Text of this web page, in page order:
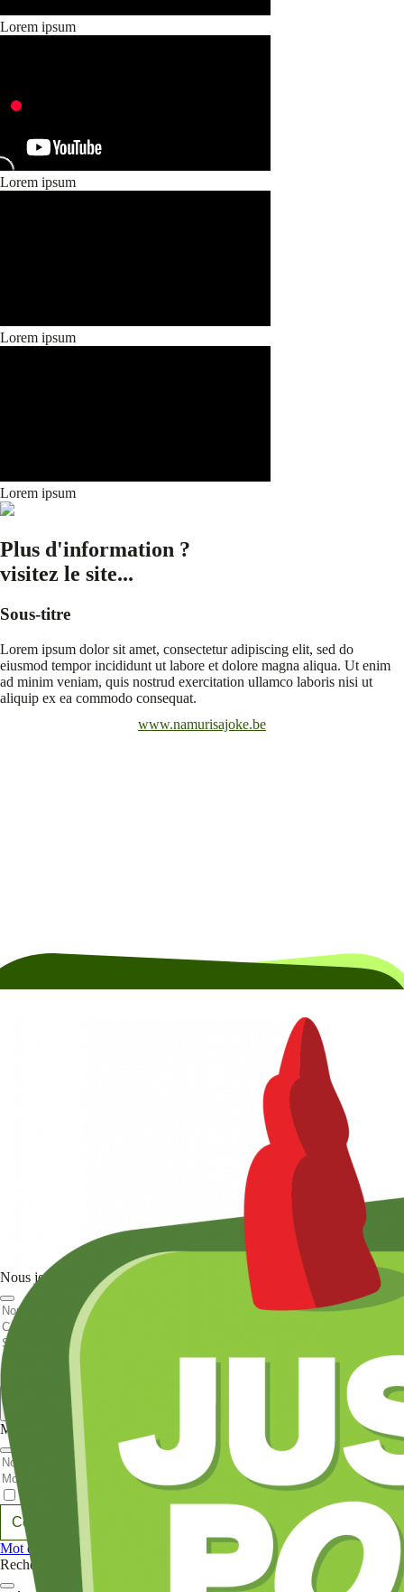
Lorem ipsum
Lorem ipsum
Lorem ipsum
Lorem ipsum
Plus d'information ?
visitez le site...
Sous-titre
Lorem ipsum dolor sit amet, consectetur adipiscing elit, sed do
eiusmod tempor incididunt ut labore et dolore magna aliqua. Ut enim
ad minim veniam, quis nostrud exercitation ullamco laboris nisi ut
aliquip ex ea commodo consequat.
www.namurisajoke.be
Nous joindre
Nom et prenom
Mon espace
Courriel
Mot de passe
Se rappeler de moi
Connexion
Mot de passe oublié
Recherche